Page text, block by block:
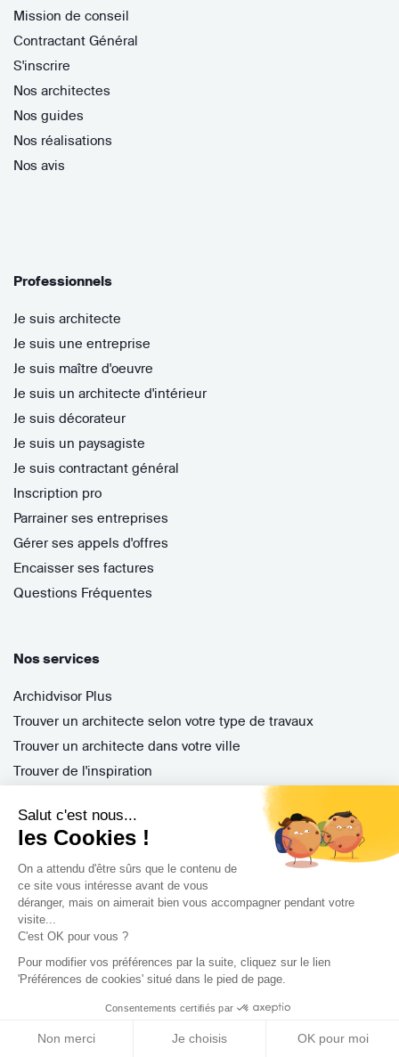
Salut c'est nous...
les Cookies !
On a attendu d'être sûrs que le contenu de
ce site vous intéresse avant de vous
déranger, mais on aimerait bien vous accompagner pendant votre
visite...
C'est OK pour vous ?
Pour modifier vos préférences par la suite, cliquez sur le lien
'Préférences de cookies' situé dans le pied de page.
Consentements certifiés par
Non merci Je choisis OK pour moi
Mission de conseil
Contractant Général
S'inscrire
Nos architectes
Nos guides
Nos réalisations
Nos avis
Professionnels
Je suis architecte
Je suis une entreprise
Je suis maître d'oeuvre
Je suis un architecte d'intérieur
Je suis décorateur
Je suis un paysagiste
Je suis contractant général
Inscription pro
Parrainer ses entreprises
Gérer ses appels d'offres
Encaisser ses factures
Questions Fréquentes
Nos services
Archidvisor Plus
Trouver un architecte selon votre type de travaux
Trouver un architecte dans votre ville
Trouver de l'inspiration
Rejoignez-nous !